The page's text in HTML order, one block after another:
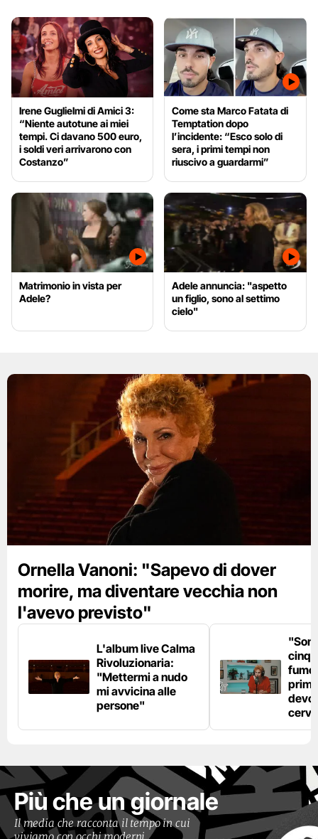
Irene Guglielmi di Amici 3:
“Niente autotune ai miei
tempi. Ci davano 500 euro,
i soldi veri arrivarono con
Costanzo”
Come sta Marco Fatata di
Temptation dopo
l’incidente: “Esco solo di
sera, i primi tempi non
riuscivo a guardarmi”
Matrimonio in vista per
Adele?
Adele annuncia: "aspetto
un figlio, sono al settimo
cielo"
Ornella Vanoni: "Sapevo di dover
morire, ma diventare vecchia non
l'avevo previsto"
L'album live Calma
Rivoluzionaria:
"Mettermi a nudo
mi avvicina alle
persone"
fumo
devo
Più che un giornale
Il media che racconta il tempo in cui